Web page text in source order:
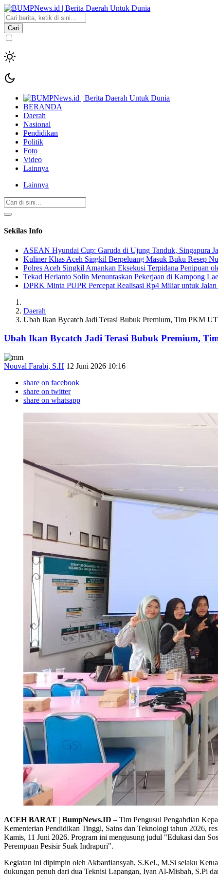
Cari
BERANDA
Daerah
Nasional
Pendidikan
Politik
Foto
Video
Lainnya
Lainnya
Sekilas Info
ASEAN Hyundai Cup: Garuda di Ujung Tanduk, Singapura
Kuliner Khas Aceh Singkil Berpeluang Masuk Buku Resep
Polres Aceh Singkil Amankan Eksekusi Terpidana Penipuan
Tekad Herianto Solin Menuntaskan Pekerjaan di Kampong
DPRK Minta PUPR Percepat Realisasi Rp4 Miliar untuk
Daerah
Ubah Ikan Bycatch Jadi Terasi Bubuk Premium, Tim PKM
Ubah Ikan Bycatch Jadi Terasi Bubuk Premium,
Nouval Farabi, S.H 12 Juni 2026 10:16
share on facebook
share on twitter
share on whatsapp
ACEH BARAT | BumpNews.ID – Tim Pengusul Pengabdian
Kementerian Pendidikan Tinggi, Sains dan Teknologi tahun 2026,
Kamis, 11 Juni 2026. Program ini mengusung judul "Edukasi dan
Perempuan Pesisir Suak Indrapuri".
Kegiatan ini dipimpin oleh Akbardiansyah, S.Kel., M.Si selaku
dukungan penuh dari dua Teknisi Lapangan, Iyan Al-Misbah, S.Pi